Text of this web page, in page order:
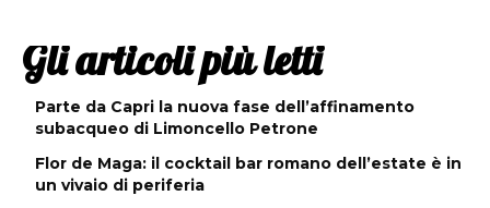
Gli articoli più letti
Parte da Capri la nuova fase dell’affinamento
subacqueo di Limoncello Petrone
Flor de Maga: il cocktail bar romano dell’estate è in
un vivaio di periferia